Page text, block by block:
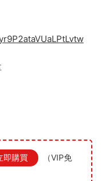
即購買
（VIP免